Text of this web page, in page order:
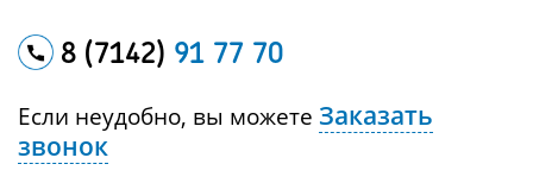
8 (7142) 91 77 70
Если неудобно, вы можете Заказать
звонок